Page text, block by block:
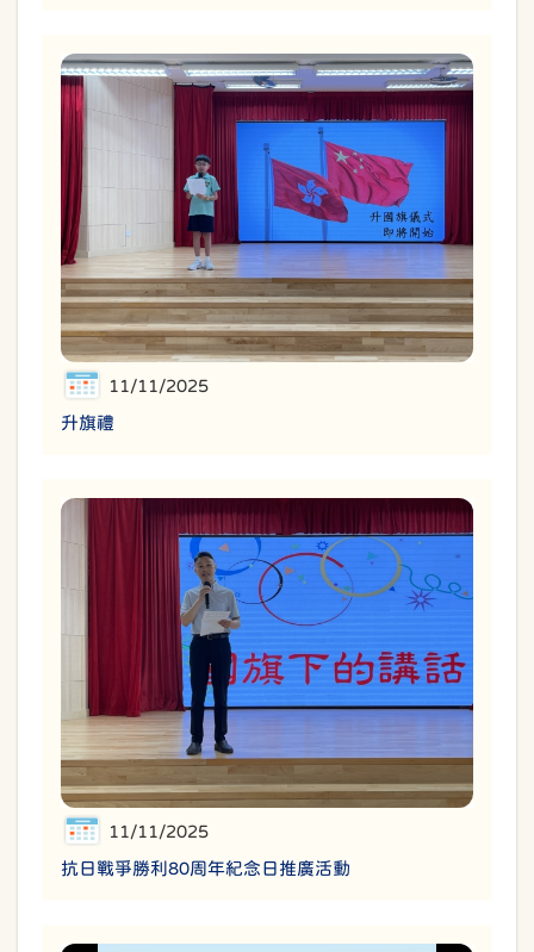
11/11/2025
升旗禮
11/11/2025
抗日戰爭勝利80周年紀念日推廣活動